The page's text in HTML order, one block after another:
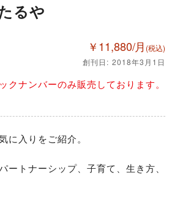
るや
￥11,880/月 (税込)
創刊日: 2018年3月1日
クナンバーのみ販売しております。
に入りをご紹介。
ートナーシップ、子育て、生き方、